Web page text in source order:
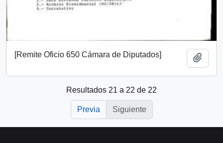
[Remite Oficio 650 Cámara de Diputados]
Resultados 21 a 22 de 22
Previa Siguiente